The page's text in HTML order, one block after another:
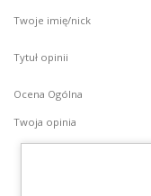
Twoje imię/nick
Tytuł opinii
Ocena Ogólna
Twoja opinia